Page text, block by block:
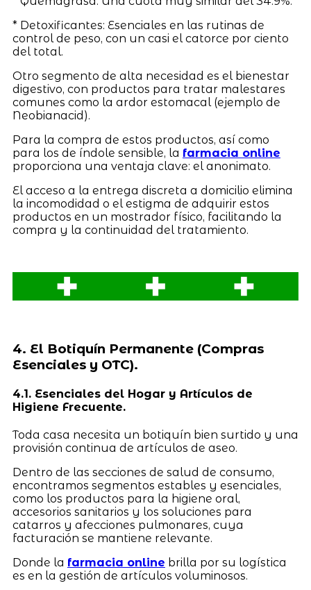
* Detoxificantes: Esenciales en las rutinas de
control de peso, con un casi el catorce por ciento
del total.
Otro segmento de alta necesidad es el bienestar
digestivo, con productos para tratar malestares
comunes como la ardor estomacal (ejemplo de
Neobianacid).
Para la compra de estos productos, así como
para los de índole sensible, la farmacia online
proporciona una ventaja clave: el anonimato.
El acceso a la entrega discreta a domicilio elimina
la incomodidad o el estigma de adquirir estos
productos en un mostrador físico, facilitando la
compra y la continuidad del tratamiento.
4. El Botiquín Permanente (Compras
Esenciales y OTC).
4.1. Esenciales del Hogar y Artículos de
Higiene Frecuente.
Toda casa necesita un botiquín bien surtido y una
provisión continua de artículos de aseo.
Dentro de las secciones de salud de consumo,
encontramos segmentos estables y esenciales,
como los productos para la higiene oral,
accesorios sanitarios y los soluciones para
catarros y afecciones pulmonares, cuya
facturación se mantiene relevante.
Donde la farmacia online brilla por su logística
es en la gestión de artículos voluminosos.